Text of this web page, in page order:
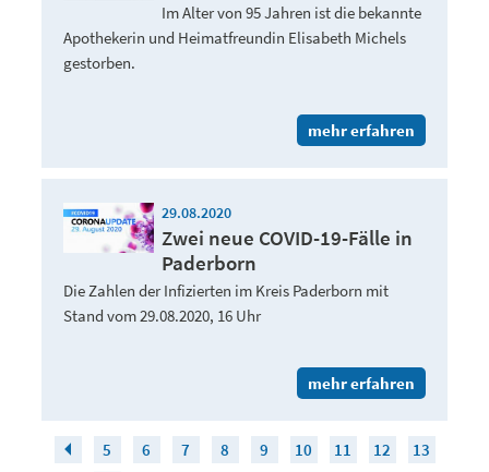
Im Alter von 95 Jahren ist die bekannte
Apothekerin und Heimatfreundin Elisabeth Michels
gestorben.
mehr erfahren
29.08.2020
Zwei neue COVID-19-Fälle in
Paderborn
Die Zahlen der Infizierten im Kreis Paderborn mit
Stand vom 29.08.2020, 16 Uhr
mehr erfahren
5 6 7 8 9 10 11 12
13